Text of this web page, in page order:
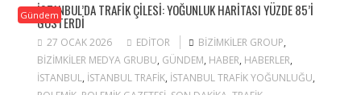
Gündem
İSTANBUL’DA TRAFIK ÇILESI: YOĞUNLUK HARITASI YÜZDE 85’I
GÖSTERDI
27 OCAK 2026 EDITOR BIZIMKILER GROUP,
BIZIMKILER MEDYA GRUBU, GÜNDEM, HABER, HABERLER,
ISTANBUL, ISTANBUL TRAFIK, ISTANBUL TRAFIK YOĞUNLUĞU,